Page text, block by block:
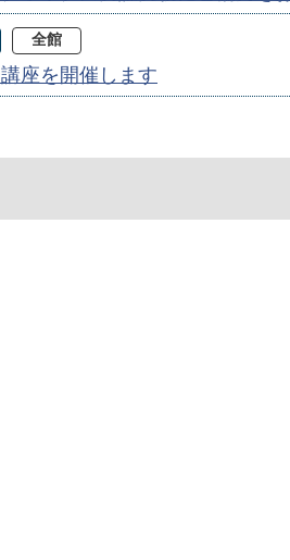
全館
座を開催します